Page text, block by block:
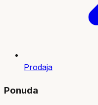
Prodaja
Ponuda